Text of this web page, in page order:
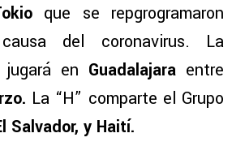
que se repgrogramaron
del coronavirus. La
en Guadalajara entre
La “H” comparte el Grupo
Salvador, y Haití.